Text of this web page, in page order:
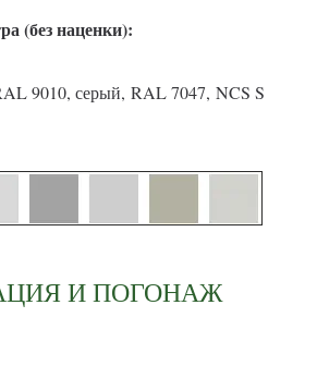
(без наценки):
9010, серый, RAL 7047, NCS S
И ПОГОНАЖ